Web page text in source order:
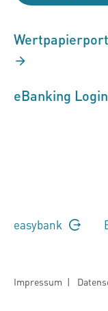
eBanking Login
easybank
Impressum |